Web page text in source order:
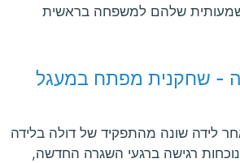
שלהם למשפחה בראשית
- שחקנית מפתח במעגל
לידה שונה מהתפקיד של דולה בלידה
רגישה ברגעי השגרה החדשה,